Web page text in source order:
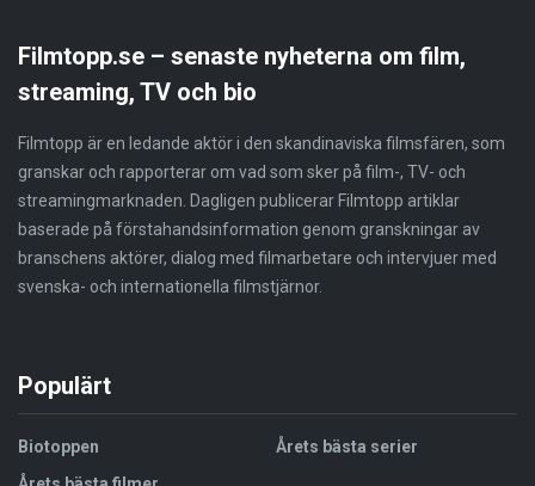
Filmtopp.se – senaste nyheterna om film,
streaming, TV och bio
Filmtopp är en ledande aktör i den skandinaviska filmsfären, som
granskar och rapporterar om vad som sker på film-, TV- och
streamingmarknaden. Dagligen publicerar Filmtopp artiklar
baserade på förstahandsinformation genom granskningar av
branschens aktörer, dialog med filmarbetare och intervjuer med
svenska- och internationella filmstjärnor.
Populärt
Biotoppen
Årets bästa serier